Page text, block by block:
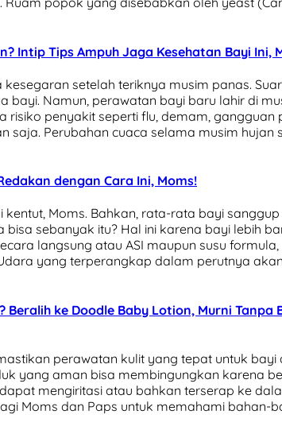
Intip Tips Ampuh Jaga Kesehatan Bayi Ini,
setelah teriknya musim panas.
bayi. Namun, perawatan bayi baru lahir di
penyakit seperti flu, demam, gangguan
saja. Perubahan cuaca selama musim hujan
dengan Cara Ini, Moms!
kentut, Moms. Bahkan, rata-rata bayi
bisa sebanyak itu? Hal ini karena bayi lebih
langsung atau ASI maupun susu
yang terperangkap dalam perutnya
ke Doodle Baby Lotion, Murni Tanpa
perawatan kulit yang tepat untuk bayi
yang aman bisa membingungkan karena
mengiritasi atau bahkan terserap ke
Moms dan Paps untuk memahami bahan-